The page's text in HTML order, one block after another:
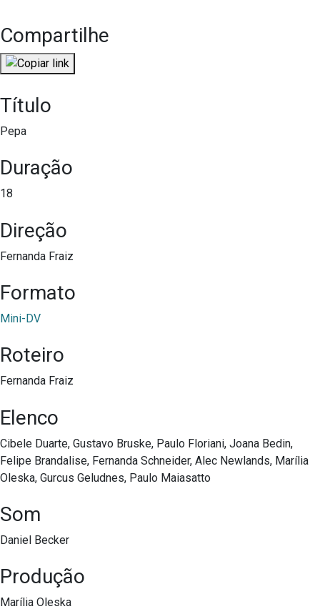
Compartilhe
Título
Pepa
Duração
18
Direção
Fernanda Fraiz
Formato
Mini-DV
Roteiro
Fernanda Fraiz
Elenco
Cibele Duarte, Gustavo Bruske, Paulo Floriani, Joana Bedin,
Felipe Brandalise, Fernanda Schneider, Alec Newlands, Marília
Oleska, Gurcus Geludnes, Paulo Maiasatto
Som
Daniel Becker
Produção
Marília Oleska